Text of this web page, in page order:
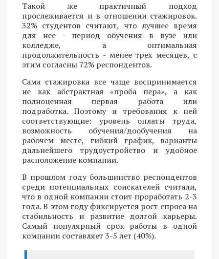
Такой же практичный подход
прослеживается и в отношении стажировок.
32% студентов считают, что лучшее время
для нее - период обучения в вузе или
колледже, а оптимальная
продолжительность - менее трех месяцев, с
этим согласны 72% респондентов.
Сама стажировка все чаще воспринимается
не как абстрактная «проба пера», а как
полноценная первая работа или
подработка. Поэтому и требования к ней
соответствующие: уровень оплаты труда,
возможность обучения/дообучения на
рабочем месте, гибкий график, варианты
дальнейшего трудоустройство и удобное
расположение компании.
В прошлом году большинство респондентов
среди потенциальных соискателей считали,
что в одной компании стоит проработать 2-3
года. В этом году фиксируется рост спроса на
стабильность и развитие долгой карьеры.
Самый популярный срок работы в одной
компании составляет 3-5 лет (40%).